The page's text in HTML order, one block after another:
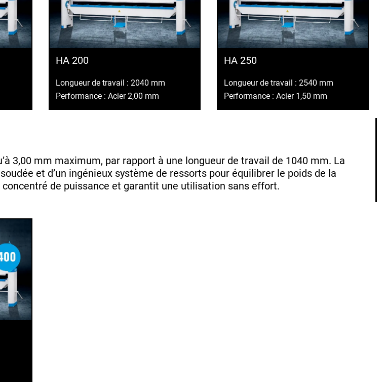
HA 200
Longueur de travail : 2040 mm
Performance : Acier 2,00 mm
HA 250
Longueur de travail : 2540 mm
Performance : Acier 1,50 mm
3,00 mm maximum, par rapport à une longueur de travail de 1040 mm. La
et d’un ingénieux système de ressorts pour équilibrer le poids de la
de puissance et garantit une utilisation sans effort.